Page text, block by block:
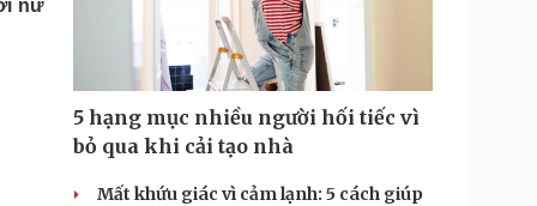
nghiệp 24h
Tin Công nghệ
Trải nghiệm
Chuyển đổi số
Podcast
Câu chuyện thời sự
Đọc truyện đêm khuya
nữ
5 hạng mục nhiều người hối tiếc vì
bỏ qua khi cải tạo nhà
Mất khứu giác vì cảm lạnh: 5 cách giúp